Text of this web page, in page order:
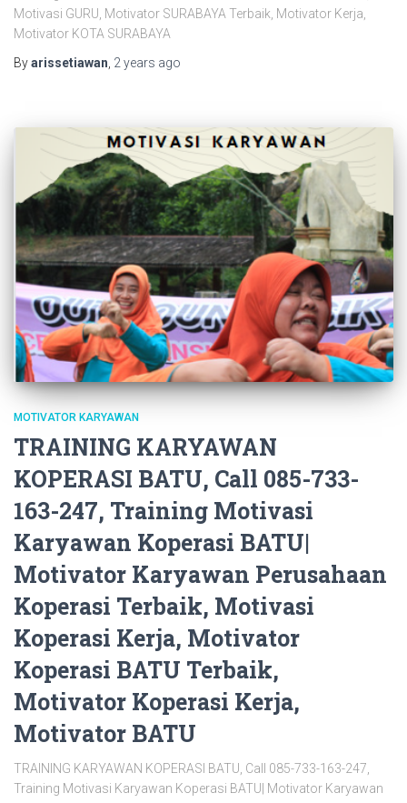
Motivasi GURU, Motivator SURABAYA Terbaik, Motivator Kerja,
Motivator KOTA SURABAYA
Byarissetiawan 2 years ago
MOTIVATOR KARYAWAN
TRAINING KARYAWAN
KOPERASI BATU, Call 085-733-
163-247, Training Motivasi
Karyawan Koperasi BATU|
Motivator Karyawan Perusahaan
Koperasi Terbaik, Motivasi
Koperasi Kerja, Motivator
Koperasi BATU Terbaik,
Motivator Koperasi Kerja,
Motivator BATU
TRAINING KARYAWAN KOPERASI BATU, Call 085-733-163-247,
Training Motivasi Karyawan Koperasi BATU| Motivator Karyawan